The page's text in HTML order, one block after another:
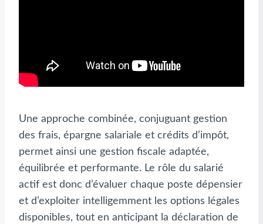
Une approche combinée, conjuguant gestion
des frais, épargne salariale et crédits d’impôt,
permet ainsi une gestion fiscale adaptée,
équilibrée et performante. Le rôle du salarié
actif est donc d’évaluer chaque poste dépensier
et d’exploiter intelligemment les options légales
disponibles, tout en anticipant la déclaration de